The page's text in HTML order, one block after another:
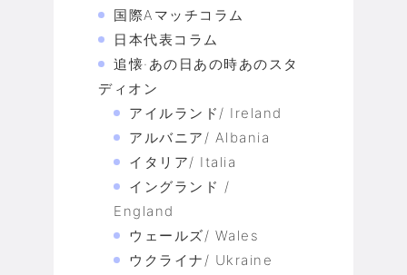
国際Aマッチコラム
日本代表コラム
追懐·あの日あの時あのスタ
ディオン
アイルランド/ Ireland
アルバニア/ Albania
イタリア/ Italia
イングランド /
England
ウェールズ/ Wales
ウクライナ/ Ukraine